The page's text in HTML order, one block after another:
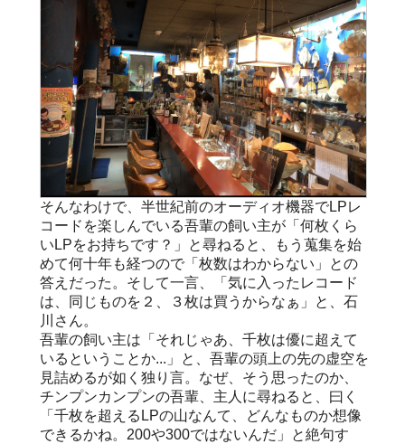
そんなわけで、半世紀前のオーディオ機器でLPレ
コードを楽しんでいる吾輩の飼い主が「何枚くら
いLPをお持ちです？」と尋ねると、もう蒐集を始
めて何十年も経つので「枚数はわからない」との
答えだった。そして一言、「気に入ったレコード
は、同じものを２、３枚は買うからなぁ」と、石
川さん。
吾輩の飼い主は「それじゃあ、千枚は優に超えて
いるということか...」と、吾輩の頭上の先の虚空を
見詰めるが如く独り言。なぜ、そう思ったのか、
チンプンカンプンの吾輩、主人に尋ねると、曰く
「千枚を超えるLPの山なんて、どんなものか想像
できるかね。200や300ではないんだ」と絶句す